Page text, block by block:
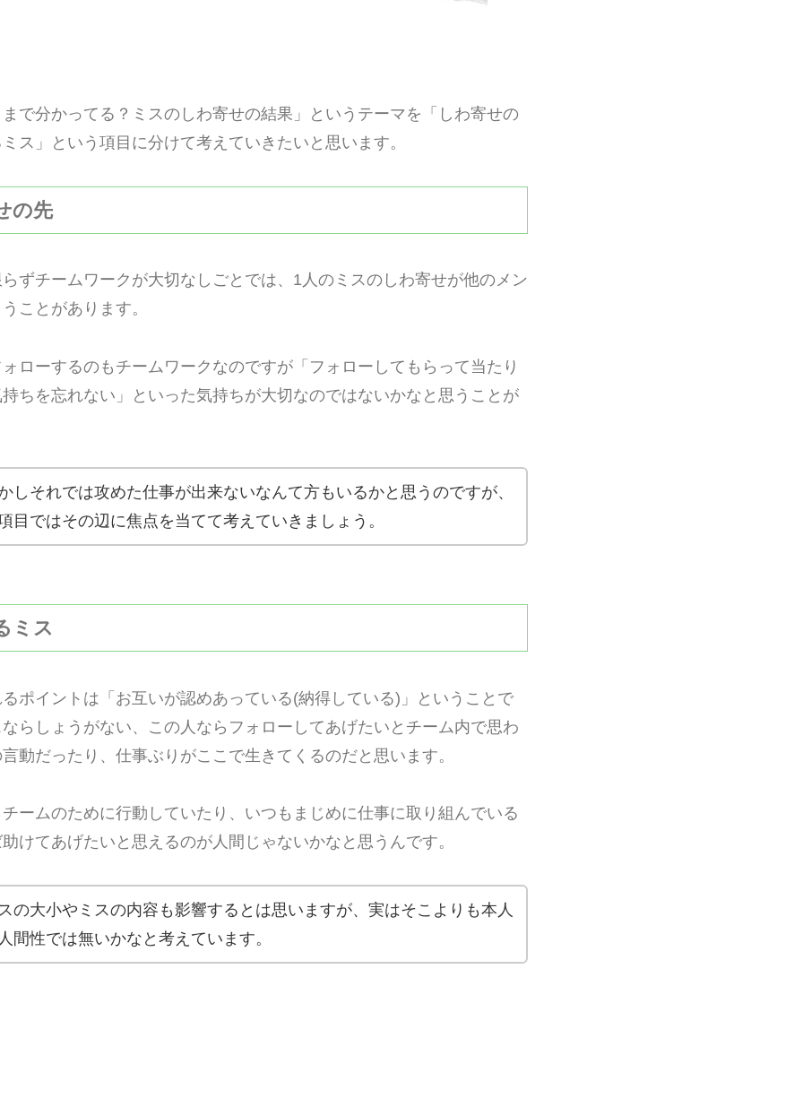
で分かってる？ミスのしわ寄せの結果」というテーマを「しわ寄せの
ス」という項目に分けて考えていきたいと思います。
の先
ずチームワークが大切なしごとでは、1人のミスのしわ寄せが他のメン
ことがあります。
ローするのもチームワークなのですが「フォローしてもらって当たり
ちを忘れない」といった気持ちが大切なのではないかなと思うことが
しそれでは攻めた仕事が出来ないなんて方もいるかと思うのですが、
目ではその辺に焦点を当てて考えていきましょう。
ミス
ポイントは「お互いが認めあっている(納得している)」ということで
らしょうがない、この人ならフォローしてあげたいとチーム内で思わ
動だったり、仕事ぶりがここで生きてくるのだと思います。
ームのために行動していたり、いつもまじめに仕事に取り組んでいる
けてあげたいと思えるのが人間じゃないかなと思うんです。
の大小やミスの内容も影響するとは思いますが、実はそこよりも本人
間性では無いかなと考えています。